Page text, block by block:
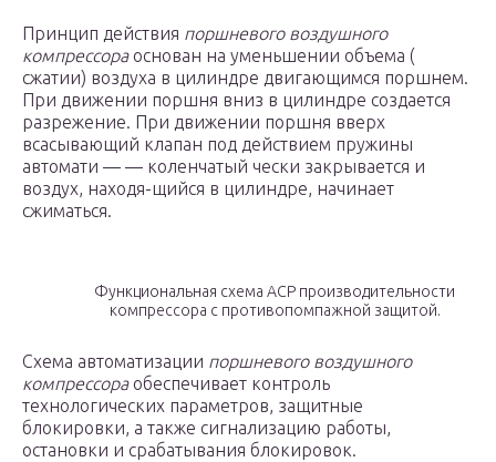
Принцип действия поршневого воздушного
компрессораоснован на уменьшении объема (
сжатии) воздуха в цилиндре двигающимся поршнем.
При движении поршня вниз в цилиндре создается
разрежение. При движении поршня вверх
всасывающий клапан под действием пружины
автомати — — коленчатый чески закрывается и
воздух, находя-щийся в цилиндре, начинает
сжиматься.
Функциональная схема АСР производительности
компрессора с противопомпажной защитой.
Схема автоматизации поршневого воздушного
компрессораобеспечивает контроль
технологических параметров, защитные
блокировки, а также сигнализацию работы,
остановки и срабатывания блокировок.